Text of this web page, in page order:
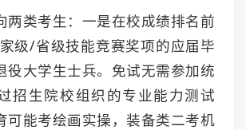
两类考生：一是在校成绩排名前
级/省级技能竞赛奖项的应届毕
役大学生士兵。免试无需参加统
招生院校组织的专业能力测试
可能考绘画实操，装备类二考机